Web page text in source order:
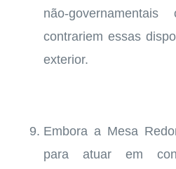
não-
contrariem essas
exterior.
Embora a Mesa
para atuar em